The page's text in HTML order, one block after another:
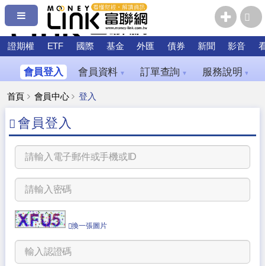
證期權 ETF 國際 基金 外匯 債券 新聞 影音
會員登入 會員資料 ▼ 訂單查詢 ▼ 服務說明 ▼
首頁 會員中心 登入
會員登入
換一張圖片